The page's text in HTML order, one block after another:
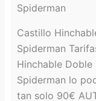
Spiderman
Castillo
Spiderman
Hinchable Doble
Spiderman lo
tan solo 90€